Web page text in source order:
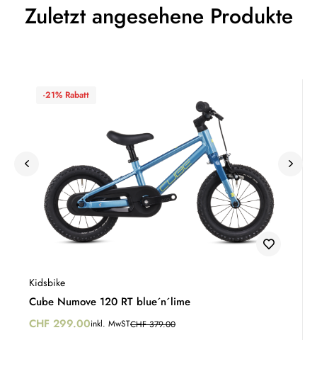
Zuletzt angesehene Produkte
-21% Rabatt
Kidsbike
Cube Numove 120 RT blue´n´lime
CHF379.00
CHF 299.00inkl. MwST